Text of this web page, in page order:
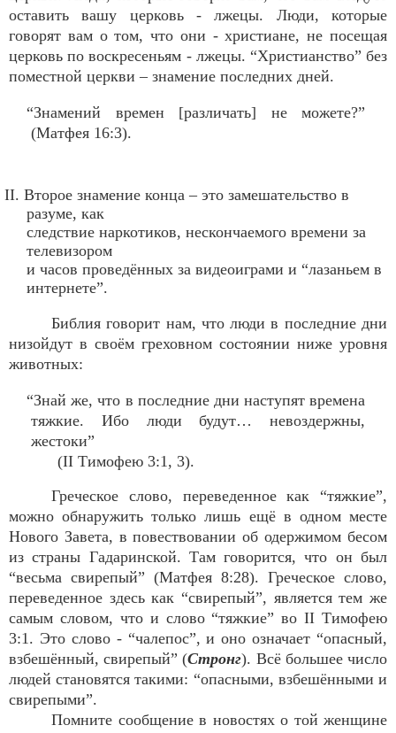
оставить вашу церковь - лжецы. Люди, которые
говорят вам о том, что они - христиане, не посещая
церковь по воскресеньям - лжецы. “Христианство” без
поместной церкви – знамение последних дней.
“Знамений времен [различать] не можете?”
(Матфея 16:3).
II. Второе знамение конца – это замешательство в
разуме, как
следствие наркотиков, нескончаемого времени за
телевизором
и часов проведённых за видеоиграми и “лазаньем в
интернете”.
Библия говорит нам, что люди в последние дни
низойдут в своём греховном состоянии ниже уровня
животных:
“Знай же, что в последние дни наступят времена
тяжкие. Ибо люди будут… невоздержны,
жестоки”
(II Тимофею 3:1, 3).
Греческое слово, переведенное как “тяжкие”,
можно обнаружить только лишь ещё в одном месте
Нового Завета, в повествовании об одержимом бесом
из страны Гадаринской. Там говорится, что он был
“весьма свирепый” (Матфея 8:28). Греческое слово,
переведенное здесь как “свирепый”, является тем же
самым словом, что и слово “тяжкие” во II Тимофею
3:1. Это слово - “чалепос”, и оно означает “опасный,
взбешённый, свирепый” (Стронг). Всё большее число
людей становятся такими: “опасными, взбешёнными и
свирепыми”.
Помните сообщение в новостях о той женщине